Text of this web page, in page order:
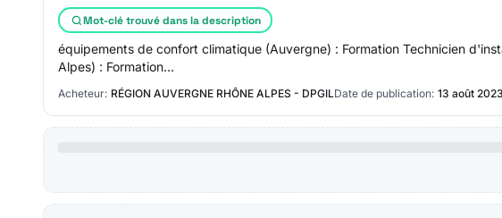
Mot-clé trouvé dans la description
équipements de confort climatique (Auvergne) : Formation Technicien
Alpes) : Formation…
Acheteur: RÉGION AUVERGNE RHÔNE ALPES - DPGILDate de publication: 13 août 2023